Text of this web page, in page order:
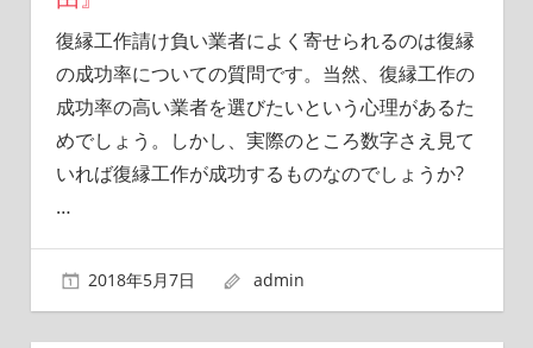
復縁工作請け負い業者によく寄せられるのは復縁
の成功率についての質問です。当然、復縁工作の
成功率の高い業者を選びたいという心理があるた
めでしょう。しかし、実際のところ数字さえ見て
いれば復縁工作が成功するものなのでしょうか?
…
2018年5月7日 admin